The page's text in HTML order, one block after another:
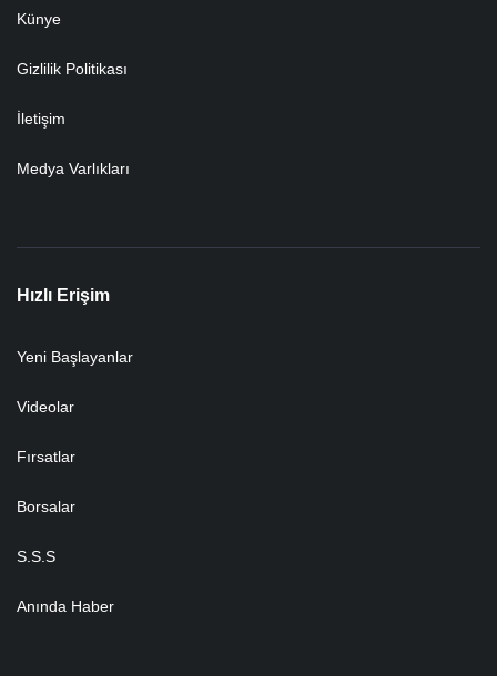
Künye
Gizlilik Politikası
İletişim
Medya Varlıkları
Hızlı Erişim
Yeni Başlayanlar
Videolar
Fırsatlar
Borsalar
S.S.S
Anında Haber